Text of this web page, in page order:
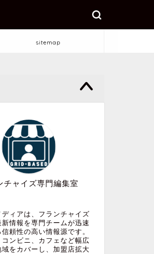
sitemap
チャイズ専門編集室
ィアは、フランチャイズ
新情報を専門チームが迅速
頼性の高い情報源です。
コンビニ、カフェなど幅広
域をカバーし、加盟店拡大